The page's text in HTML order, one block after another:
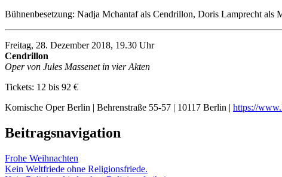
Bühnenbesetzung: Nadja Mchantaf als Cendrillon, Doris Lamprecht
Freitag, 28. Dezember 2018, 19.30 Uhr
Cendrillon
Oper von Jules Massenet in vier Akten
Tickets: 12 bis 92 €
Komische Oper Berlin | Behrenstraße 55-57 | 10117 Berlin | https://
Beitragsnavigation
Frohe Weihnachten
Kein Weltfriede ohne Religionsfriede.